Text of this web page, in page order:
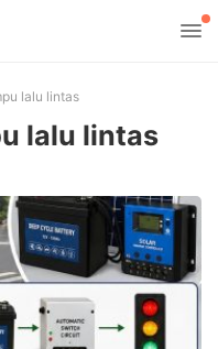
lalu lintas
lalu lintas